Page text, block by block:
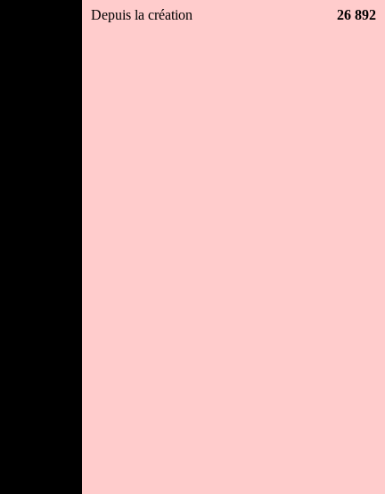
Depuis la création 26 892